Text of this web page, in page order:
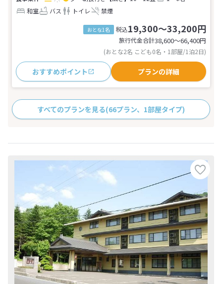
和室
バス トイレ 禁煙
おとな1名 税込19,300～33,200円
旅行代金合計38,600〜66,400円
(おとな2名 こども0名・1部屋/1泊2日)
おすすめポイント プランの詳細
すべてのプランを見る(66プラン、1部屋タイプ)